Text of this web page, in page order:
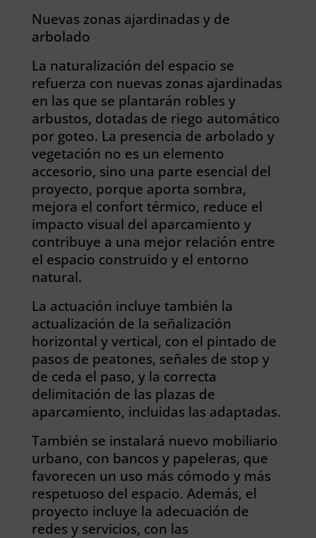
Nuevas zonas ajardinadas y de
arbolado
La naturalización del espacio se
refuerza con nuevas zonas ajardinadas
en las que se plantarán robles y
arbustos, dotadas de riego automático
por goteo. La presencia de arbolado y
vegetación no es un elemento
accesorio, sino una parte esencial del
proyecto, porque aporta sombra,
mejora el confort térmico, reduce el
impacto visual del aparcamiento y
contribuye a una mejor relación entre
el espacio construido y el entorno
natural.
La actuación incluye también la
actualización de la señalización
horizontal y vertical, con el pintado de
pasos de peatones, señales de stop y
de ceda el paso, y la correcta
delimitación de las plazas de
aparcamiento, incluidas las adaptadas.
También se instalará nuevo mobiliario
urbano, con bancos y papeleras, que
favorecen un uso más cómodo y más
respetuoso del espacio. Además, el
proyecto incluye la adecuación de
redes y servicios, con las